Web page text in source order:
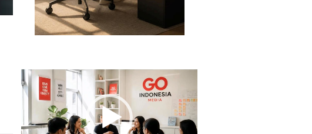
Pemutar
Video